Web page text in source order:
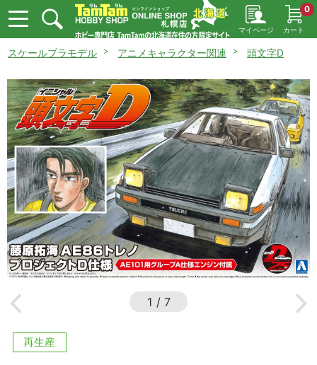
マイページ カート
0
スケールプラモデル アニメキャラクター関連 頭文字D
1 / 7
再生産